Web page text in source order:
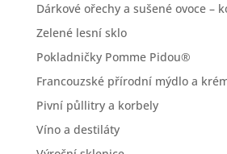
Dárkové ořechy a sušené ovoce –
Zelené lesní sklo
Pokladničky Pomme Pidou®
Francouzské přírodní mýdlo a
Pivní půllitry a korbely
Víno a destiláty